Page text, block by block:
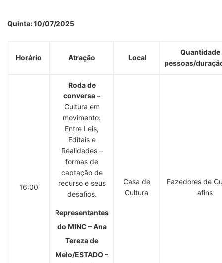
Quinta: 10/07/2025
Horário Atração Local
Quantidade
pessoas/
16:00
Roda de
conversa–
Cultura em
movimento:
Entre Leis,
Editais e
Realidades –
formas de
captação de
recurso e seus
desafios.
Representantes
do MINC – Ana
Tereza de
Melo/ESTADO –
Casa de
Cultura
Fazedores de
afins